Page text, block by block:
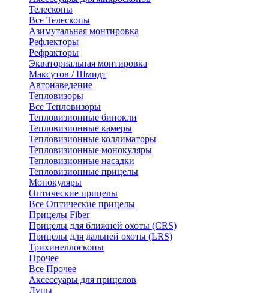
Телескопы
Все Телескопы
Азимутальная монтировка
Рефлекторы
Рефракторы
Экваториальная монтировка
Максутов / Шмидт
Автонаведение
Тепловизоры
Все Тепловизоры
Тепловизионные бинокли
Тепловизионные камеры
Тепловизионные коллиматоры
Тепловизионные монокуляры
Тепловизионные насадки
Тепловизионные прицелы
Монокуляры
Оптические прицелы
Все Оптические прицелы
Прицелы Fiber
Прицелы для ближней охоты (CRS)
Прицелы для дальней охоты (LRS)
Трихинеллоскопы
Прочее
Все Прочее
Аксессуары для прицелов
Лупы